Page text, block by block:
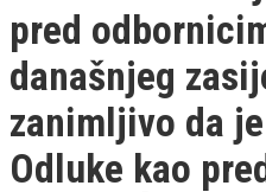
pred
današnjeg
zanimljivo da
Odluke kao